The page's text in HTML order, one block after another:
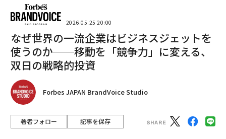
2026.05.25 20:00
なぜ世界の一流企業はビジネスジェットを
使うのか──移動を「競争力」に変える、
双日の戦略的投資
Forbes JAPAN BrandVoice Studio
著者フォロー 記事を保存